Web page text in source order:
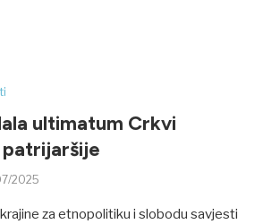
ultimatum Crkvi
patrijaršije
2025
za etnopolitiku i slobodu savjesti